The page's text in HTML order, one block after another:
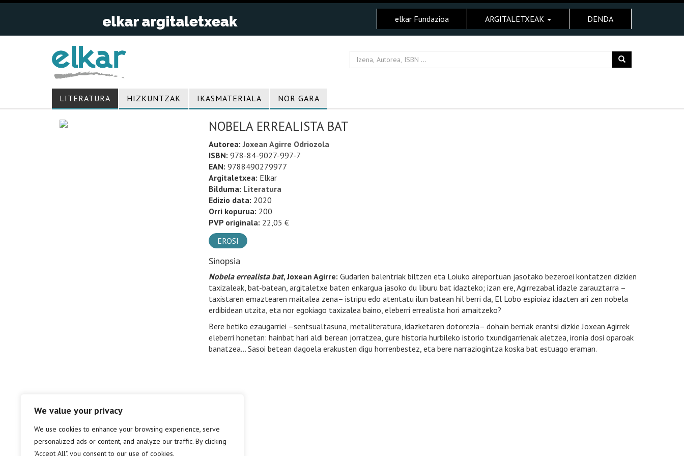
We value your privacy
We use cookies to enhance your browsing experience, serve
personalized ads or content, and analyze our traffic. By clicking
"Accept All", you consent to our use of cookies.
elkar Fundazioa ARGITALETXEAK DENDA
LITERATURA HIZKUNTZAK IKASMATERIALA NOR GARA
NOBELA ERREALISTA BAT
Autorea:Joxean Agirre Odriozola
ISBN: 978-84-9027-997-7
EAN: 9788490279977
Argitaletxea: Elkar
Bilduma: Literatura
Edizio data: 2020
Orri kopurua: 200
PVP originala: 22,05 €
EROSI
Sinopsia
Nobela errealista bat, Joxean Agirre: Gudarien balentriak biltzen eta Loiuko aireportuan jasotako bezeroei kontatzen dizkien
taxizaleak, bat-batean, argitaletxe baten enkargua jasoko du liburu bat idazteko; izan ere, Agirrezabal idazle zarauztarra –
taxistaren emaztearen maitalea zena– istripu edo atentatu ilun batean hil berri da, El Lobo espioiaz idazten ari zen nobela
erdibidean utzita, eta nor egokiago taxizalea baino, eleberri errealista hori amaitzeko?
Bere betiko ezaugarriei –sentsualtasuna, metaliteratura, idazketaren dotorezia– dohain berriak erantsi dizkie Joxean Agirrek
eleberri honetan: hainbat hari aldi berean jorratzea, gure historia hurbileko istorio txundigarrienak aletzea, ironia dosi oparoak
banatzea… Sasoi betean dagoela erakusten digu horrenbestez, eta bere narraziogintza koska bat estuago eraman.